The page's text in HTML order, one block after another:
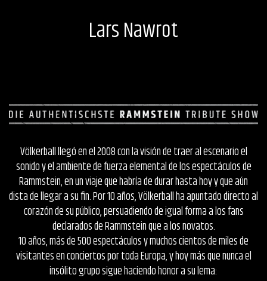
Lars Nawrot
Völkerball llegó en el 2008 con la visión de traer al escenario el
sonido y el ambiente de fuerza elemental de los espectáculos de
Rammstein, en un viaje que habría de durar hasta hoy y que aún
dista de llegar a su fin. Por 10 años, Völkerball ha apuntado directo al
corazón de su público, persuadiendo de igual forma a los fans
declarados de Rammstein que a los novatos.
10 años, más de 500 espectáculos y muchos cientos de miles de
visitantes en conciertos por toda Europa, y hoy más que nunca el
insólito grupo sigue haciendo honor a su lema: